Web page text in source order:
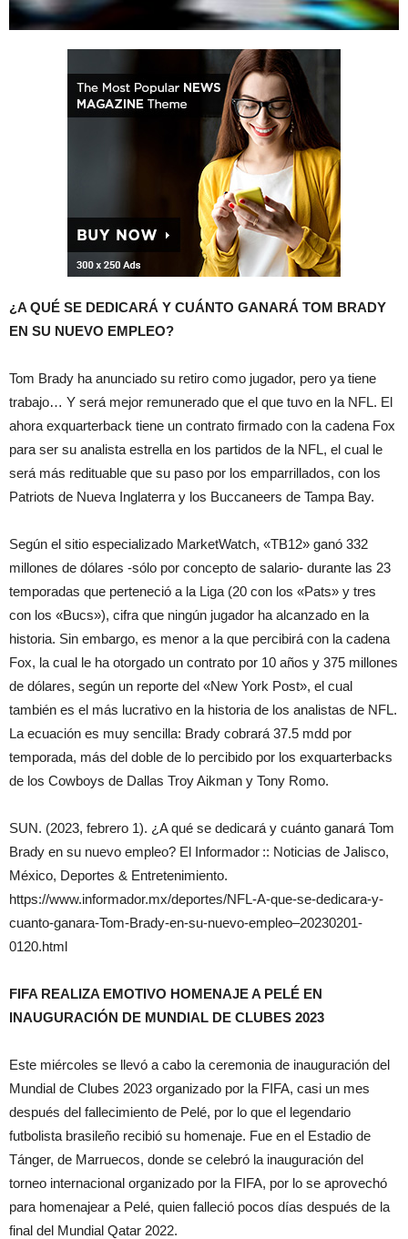
¿A QUÉ SE DEDICARÁ Y CUÁNTO GANARÁ TOM BRADY
EN SU NUEVO EMPLEO?
Tom Brady ha anunciado su retiro como jugador, pero ya tiene
trabajo… Y será mejor remunerado que el que tuvo en la NFL. El
ahora exquarterback tiene un contrato firmado con la cadena Fox
para ser su analista estrella en los partidos de la NFL, el cual le
será más redituable que su paso por los emparrillados, con los
Patriots de Nueva Inglaterra y los Buccaneers de Tampa Bay.
Según el sitio especializado MarketWatch, «TB12» ganó 332
millones de dólares -sólo por concepto de salario- durante las 23
temporadas que perteneció a la Liga (20 con los «Pats» y tres
con los «Bucs»), cifra que ningún jugador ha alcanzado en la
historia. Sin embargo, es menor a la que percibirá con la cadena
Fox, la cual le ha otorgado un contrato por 10 años y 375 millones
de dólares, según un reporte del «New York Post», el cual
también es el más lucrativo en la historia de los analistas de NFL.
La ecuación es muy sencilla: Brady cobrará 37.5 mdd por
temporada, más del doble de lo percibido por los exquarterbacks
de los Cowboys de Dallas Troy Aikman y Tony Romo.
SUN. (2023, febrero 1). ¿A qué se dedicará y cuánto ganará Tom
Brady en su nuevo empleo? El Informador :: Noticias de Jalisco,
México, Deportes & Entretenimiento.
https://www.informador.mx/deportes/NFL-A-que-se-dedicara-y-
cuanto-ganara-Tom-Brady-en-su-nuevo-empleo–20230201-
0120.html
FIFA REALIZA EMOTIVO HOMENAJE A PELÉ EN
INAUGURACIÓN DE MUNDIAL DE CLUBES 2023
Este miércoles se llevó a cabo la ceremonia de inauguración del
Mundial de Clubes 2023 organizado por la FIFA, casi un mes
después del fallecimiento de Pelé, por lo que el legendario
futbolista brasileño recibió su homenaje. Fue en el Estadio de
Tánger, de Marruecos, donde se celebró la inauguración del
torneo internacional organizado por la FIFA, por lo se aprovechó
para homenajear a Pelé, quien falleció pocos días después de la
final del Mundial Qatar 2022.